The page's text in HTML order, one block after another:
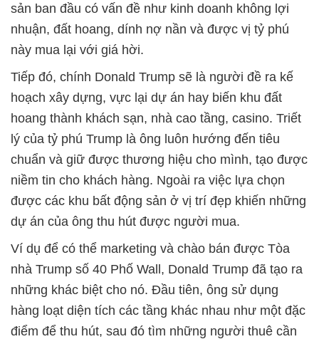
sản ban đầu có vấn đề như kinh doanh không lợi
nhuận, đất hoang, dính nợ nần và được vị tỷ phú
này mua lại với giá hời.
Tiếp đó, chính Donald Trump sẽ là người đề ra kế
hoạch xây dựng, vực lại dự án hay biến khu đất
hoang thành khách sạn, nhà cao tầng, casino. Triết
lý của tỷ phú Trump là ông luôn hướng đến tiêu
chuẩn và giữ được thương hiệu cho mình, tạo được
niềm tin cho khách hàng. Ngoài ra việc lựa chọn
được các khu bất động sản ở vị trí đẹp khiến những
dự án của ông thu hút được người mua.
Ví dụ để có thể marketing và chào bán được Tòa
nhà Trump số 40 Phố Wall, Donald Trump đã tạo ra
những khác biệt cho nó. Đầu tiên, ông sử dụng
hàng loạt diện tích các tầng khác nhau như một đặc
điểm để thu hút, sau đó tìm những người thuê cần